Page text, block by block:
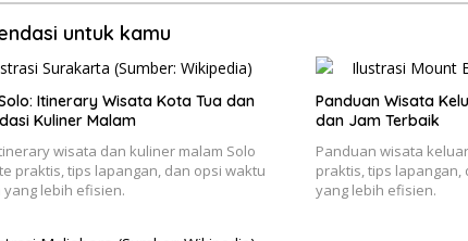
untuk kamu
Itinerary Wisata Kota Tua dan
Kuliner Malam
wisata dan kuliner malam Solo
praktis, tips lapangan, dan opsi waktu
lebih efisien.
Panduan Wisata
dan Jam Terbaik
Panduan wisata
praktis, tips
yang lebih efisien.